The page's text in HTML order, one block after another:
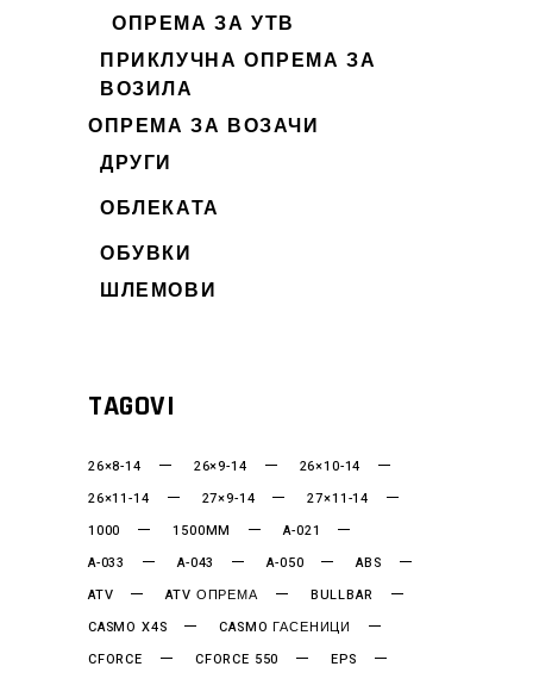
ОПРЕМА ЗА УТВ
ПРИКЛУЧНА ОПРЕМА ЗА
ВОЗИЛА
ОПРЕМА ЗА ВОЗАЧИ
ДРУГИ
ОБЛЕКАТА
ОБУВКИ
ШЛЕМОВИ
TAGOVI
26×8-14 26×9-14
26×10-14
26×11-14
27×9-14
27×11-14
1000
1500MM
A-021
A-033
A-043 A-050
ABS
ATV
ATV ОПРЕМА
BULLBAR
CASMO X4S
CASMO ГАСЕНИЦИ
CFORCE
CFORCE 550
EPS